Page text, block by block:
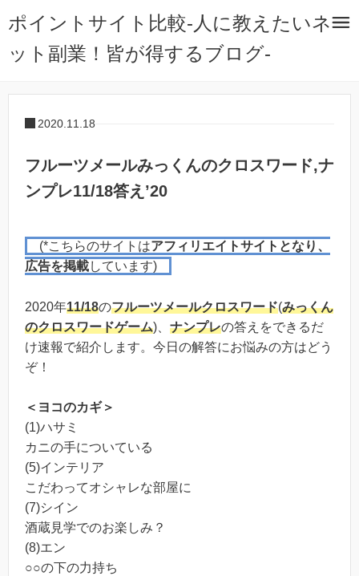
ポイントサイト比較-人に教えたいネ
ット副業！皆が得するブログ-
2020.11.18
フルーツメールみっくんのクロスワード,ナ
ンプレ11/18答え’20
(*こちらのサイトはアフィリエイトサイトとなり、
広告を掲載しています)
2020年11/18のフルーツメールクロスワード(みっくん
のクロスワードゲーム)、 ナンプレの答えをできるだ
け速報で紹介します。今日の解答にお悩みの方はどう
ぞ！
＜ヨコのカギ＞
(1)ハサミ
カニの手についている
(5)インテリア
こだわってオシャレな部屋に
(7)シイン
酒蔵見学でのお楽しみ？
(8)エン
○○の下の力持ち